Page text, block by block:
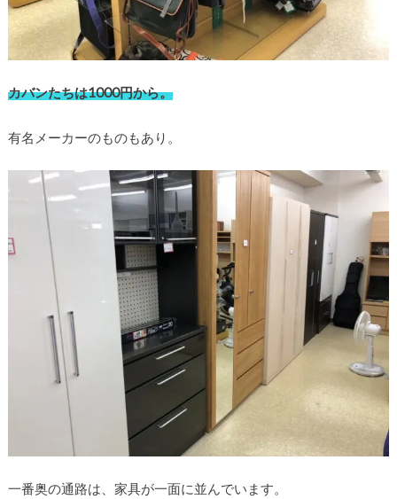
カバンたちは1000円から。
有名メーカーのものもあり。
一番奥の通路は、家具が一面に並んでいます。